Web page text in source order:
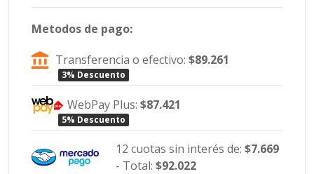
Metodos de pago:
Transferencia o efectivo:$89.261
3% Descuento
WebPay Plus:$87.421
5% Descuento
12 cuotas sin interés de: $7.669
- Total: $92.022